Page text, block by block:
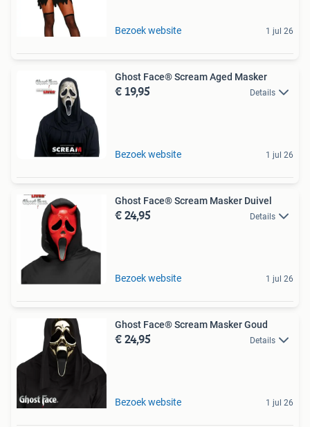
Bezoek website 1 jul 26
Ghost Face® Scream Aged Masker
€ 19,95 Details
Bezoek website 1 jul 26
Ghost Face® Scream Masker Duivel
€ 24,95 Details
Bezoek website 1 jul 26
Ghost Face® Scream Masker Goud
€ 24,95 Details
Bezoek website 1 jul 26